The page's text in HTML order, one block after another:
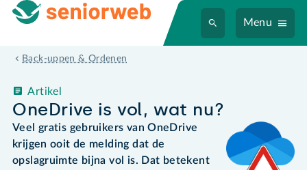
Menu
Back-uppen & Ordenen
OneDrive is vol, wat nu?
Artikel
Veel gratis gebruikers van OneDrive
krijgen ooit de melding dat de
opslagruimte bijna vol is. Dat betekent